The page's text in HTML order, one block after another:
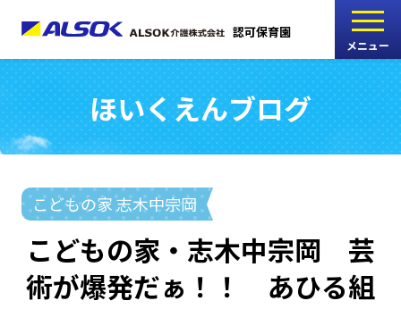
認可保育園
メニュー
こどもの家
志木中宗岡保育園
たんぽぽ
西船橋駅前保育園
たんぽぽ
海神町南保育園
ほいくえんブログ
こどもの家 志木中宗岡
こどもの家・志木中宗岡 芸
術が爆発だぁ！！ あひる組